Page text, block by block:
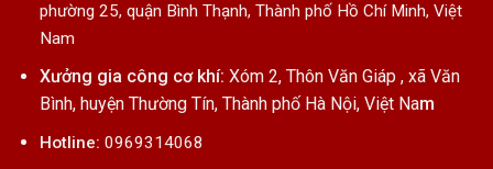
phường 25, quận Bình Thạnh, Thành phố Hồ Chí Minh, Việt
Nam
Xưởng gia công cơ khí: Xóm 2, Thôn Văn Giáp , xã Văn
Bình, huyện Thường Tín, Thành phố Hà Nội, Việt Nam
Hotline: 0969314068